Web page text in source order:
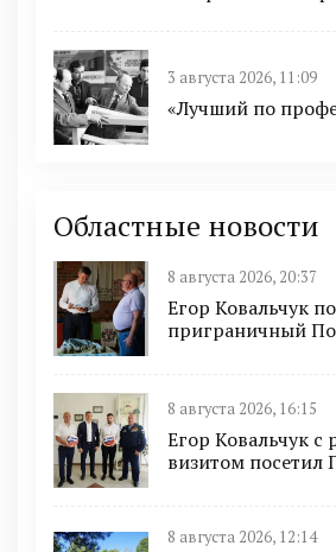
3 августа 2026, 11:09
«Лучший по
Областные новости
8 августа 2026, 20:37
Егор Ковальчук
приграничный
8 августа 2026, 16:15
Егор Ковальчук с
визитом посетил
8 августа 2026, 12:14